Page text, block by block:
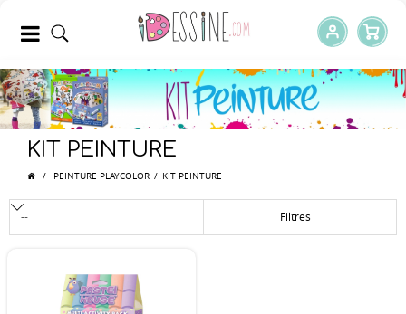
KIT PEINTURE
/ PEINTURE PLAYCOLOR / KIT PEINTURE
Filtres